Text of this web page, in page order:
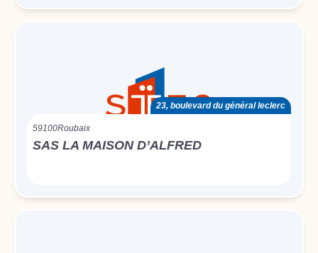
23, boulevard du général leclerc
59100Roubaix
SAS LA MAISON D’ALFRED